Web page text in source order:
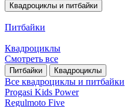
Квадроциклы и питбайки
Питбайки
Квадроциклы
Смотреть все
Питбайки Квадроциклы
Все квадроциклы и питбайки
Progasi Kids Power
Regulmoto Five